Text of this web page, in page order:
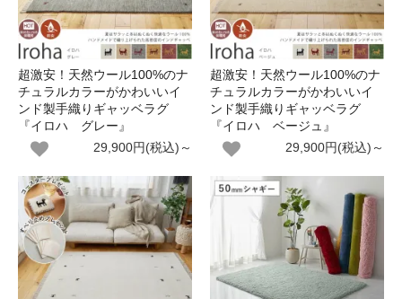
超激安！天然ウール100%のナ
チュラルカラーがかわいいイ
ンド製手織りギャッベラグ
『イロハ グレー』
29,900円(税込)～
超激安！天然ウール100%のナ
チュラルカラーがかわいいイ
ンド製手織りギャッベラグ
『イロハ ベージュ』
29,900円(税込)～